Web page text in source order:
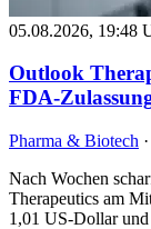
05.08.2026, 19:48
Outlook
FDA-
Pharma & Biotech ·
Nach Wochen
Therapeutics am
1,01 US-Dollar